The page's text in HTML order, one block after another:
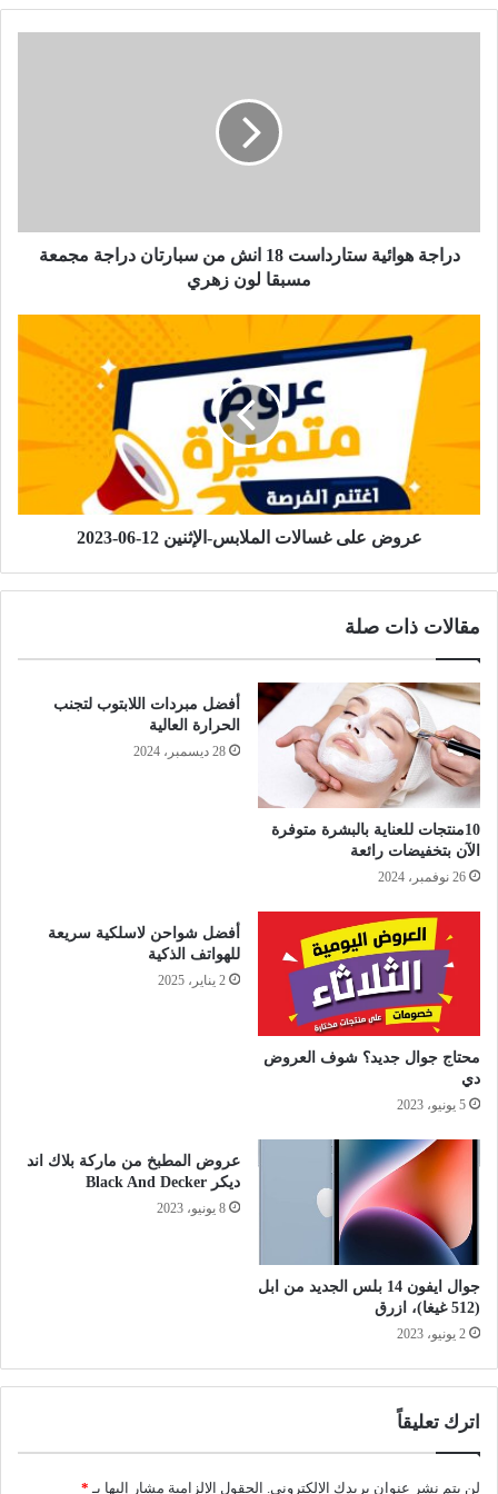
دراجة هوائية ستارداست 18 انش من سبارتان دراجة مجمعة
مسبقا لون زهري
عروض على غسالات الملابس-الإثنين 12-06-2023
مقالات ذات صلة
10منتجات للعناية بالبشرة متوفرة
الآن بتخفيضات رائعة
26 نوفمبر، 2024
أفضل مبردات اللابتوب لتجنب
الحرارة العالية
28 ديسمبر، 2024
محتاج جوال جديد؟ شوف العروض
دي
5 يونيو، 2023
أفضل شواحن لاسلكية سريعة
للهواتف الذكية
2 يناير، 2025
جوال ايفون 14 بلس الجديد من ابل
(512 غيغا)، ازرق
2 يونيو، 2023
عروض المطبخ من ماركة بلاك اند
ديكر Black And Decker
8 يونيو، 2023
اترك تعليقاً
لن يتم نشر عنوان بريدك الإلكتروني. الحقول الإلزامية مشار إليها بـ *